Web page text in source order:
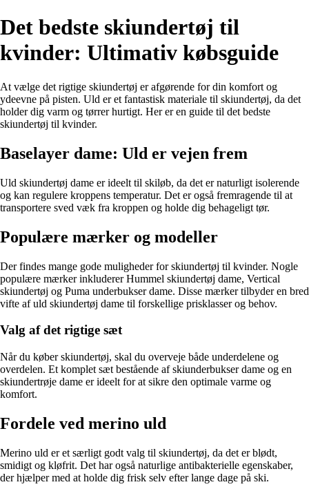
Det bedste skiundertøj til
kvinder: Ultimativ købsguide
At vælge det rigtige skiundertøj er afgørende for din komfort og
ydeevne på pisten. Uld er et fantastisk materiale til skiundertøj, da det
holder dig varm og tørrer hurtigt. Her er en guide til det bedste
skiundertøj til kvinder.
Baselayer dame: Uld er vejen frem
Uld skiundertøj dame er ideelt til skiløb, da det er naturligt isolerende
og kan regulere kroppens temperatur. Det er også fremragende til at
transportere sved væk fra kroppen og holde dig behageligt tør.
Populære mærker og modeller
Der findes mange gode muligheder for skiundertøj til kvinder. Nogle
populære mærker inkluderer Hummel skiundertøj dame, Vertical
skiundertøj og Puma underbukser dame. Disse mærker tilbyder en bred
vifte af uld skiundertøj dame til forskellige prisklasser og behov.
Valg af det rigtige sæt
Når du køber skiundertøj, skal du overveje både underdelene og
overdelen. Et komplet sæt bestående af skiunderbukser dame og en
skiundertrøje dame er ideelt for at sikre den optimale varme og
komfort.
Fordele ved merino uld
Merino uld er et særligt godt valg til skiundertøj, da det er blødt,
smidigt og kløfrit. Det har også naturlige antibakterielle egenskaber,
der hjælper med at holde dig frisk selv efter lange dage på ski.